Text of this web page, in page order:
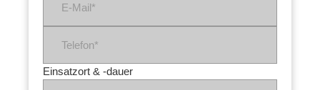
E-Mail*
Telefon*
Einsatzort & -dauer